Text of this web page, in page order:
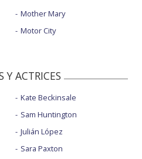
Mother Mary
Motor City
Y ACTRICES
Kate Beckinsale
Sam Huntington
Julián López
Sara Paxton